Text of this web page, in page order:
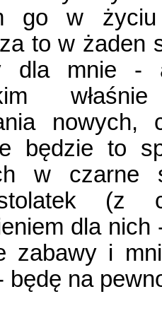
go w
to w żaden
dla mnie
nowych,
będzie to
w czarne
(z
dla
zabawy i
będę na